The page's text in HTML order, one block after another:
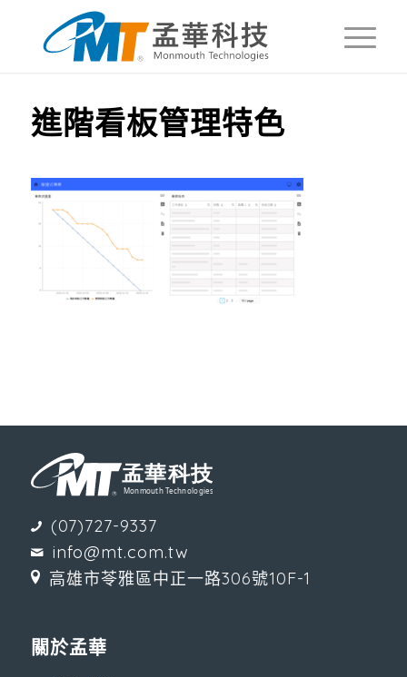
進階看板管理特色
(07)727-9337
info@mt.com.tw
高雄市苓雅區中正一路306號10F-1
關於孟華